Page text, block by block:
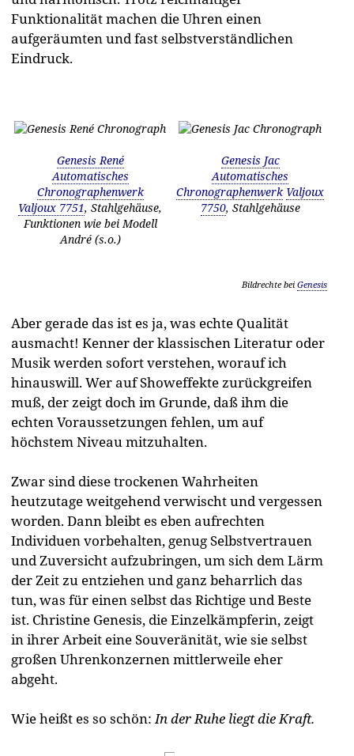
Funktionalität machen die Uhren einen
aufgeräumten und fast selbstverständlichen
Eindruck.
Genesis René
Automatisches
Chronographenwerk
Valjoux 7751, Stahlgehäuse,
Funktionen wie bei Modell
André (s.o.)
Genesis Jac
Automatisches
Chronographenwerk Valjoux
7750, Stahlgehäuse
Bildrechte bei Genesis
Aber gerade das ist es ja, was echte Qualität
ausmacht! Kenner der klassischen Literatur oder
Musik werden sofort verstehen, worauf ich
hinauswill. Wer auf Showeffekte zurückgreifen
muß, der zeigt doch im Grunde, daß ihm die
echten Voraussetzungen fehlen, um auf
höchstem Niveau mitzuhalten.
Zwar sind diese trockenen Wahrheiten
heutzutage weitgehend verwischt und vergessen
worden. Dann bleibt es eben aufrechten
Individuen vorbehalten, genug Selbstvertrauen
und Zuversicht aufzubringen, um sich dem Lärm
der Zeit zu entziehen und ganz beharrlich das
tun, was für einen selbst das Richtige und Beste
ist. Christine Genesis, die Einzelkämpferin, zeigt
in ihrer Arbeit eine Souveränität, wie sie selbst
großen Uhrenkonzernen mittlerweile eher
abgeht.
Wie heißt es so schön:In der Ruhe liegt die Kraft.